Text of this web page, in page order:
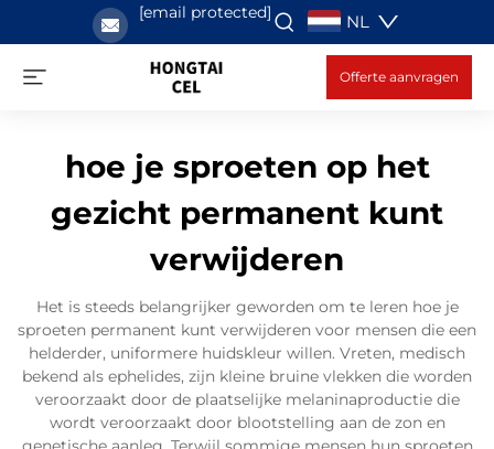
[email protected] NL
Offerte aanvragen
hoe je sproeten op het
gezicht permanent kunt
verwijderen
Het is steeds belangrijker geworden om te leren hoe je
sproeten permanent kunt verwijderen voor mensen die een
helderder, uniformere huidskleur willen. Vreten, medisch
bekend als ephelides, zijn kleine bruine vlekken die worden
veroorzaakt door de plaatselijke melaninaproductie die
wordt veroorzaakt door blootstelling aan de zon en